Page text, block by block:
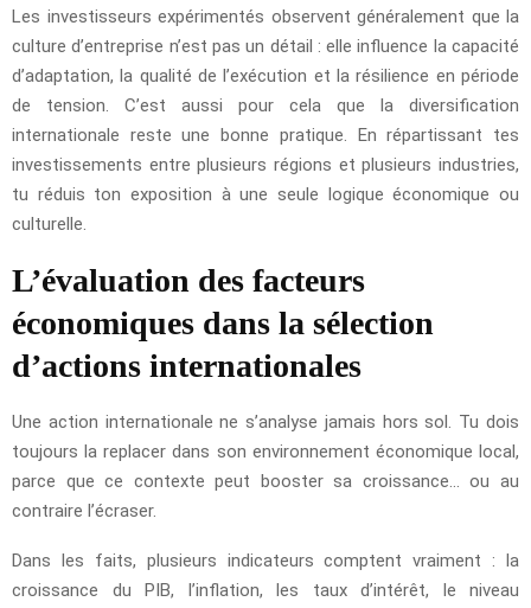
Les investisseurs expérimentés observent généralement que la
culture d’entreprise n’est pas un détail : elle influence la capacité
d’adaptation, la qualité de l’exécution et la résilience en période
de tension. C’est aussi pour cela que la diversification
internationale reste une bonne pratique. En répartissant tes
investissements entre plusieurs régions et plusieurs industries,
tu réduis ton exposition à une seule logique économique ou
culturelle.
L’évaluation des facteurs
économiques dans la sélection
d’actions internationales
Une action internationale ne s’analyse jamais hors sol. Tu dois
toujours la replacer dans son environnement économique local,
parce que ce contexte peut booster sa croissance… ou au
contraire l’écraser.
Dans les faits, plusieurs indicateurs comptent vraiment : la
croissance du PIB, l’inflation, les taux d’intérêt, le niveau